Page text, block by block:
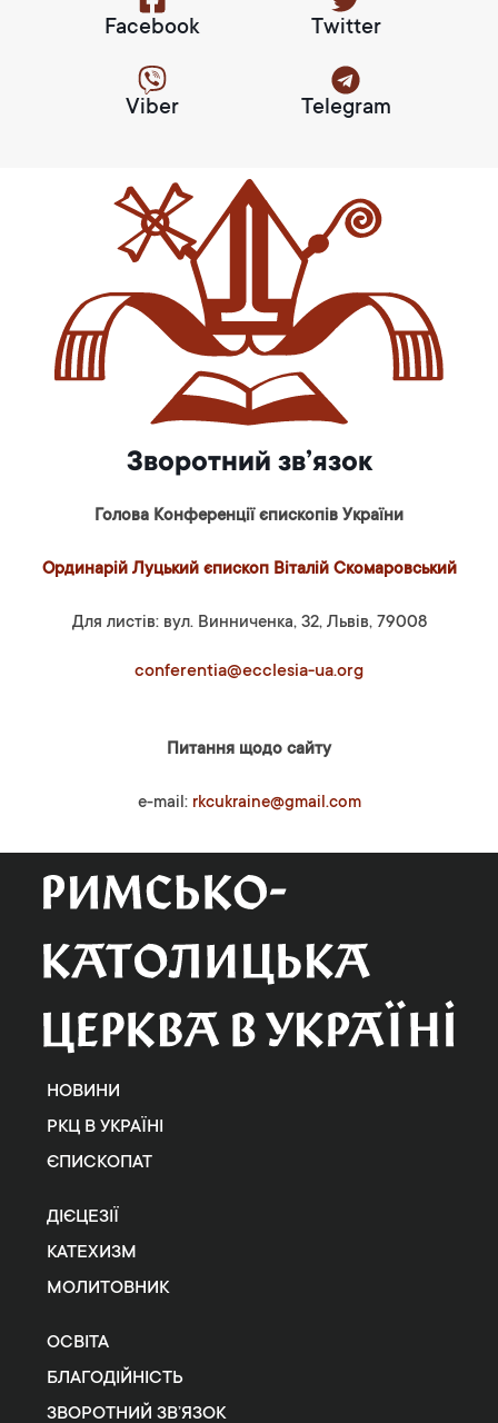
Facebook Twitter
Viber Telegram
Зворотний зв’язок
Голова Конференції єпископів України
Ординарій Луцький єпископ Віталій Скомаровський
Для листів: вул. Винниченка, 32, Львів, 79008
conferentia@ecclesia-ua.org
Питання щодо сайту
e-mail: rkcukraine@gmail.com
НОВИНИ
РКЦ В УКРАЇНІ
ЄПИСКОПАТ
ДІЄЦЕЗІЇ
КАТЕХИЗМ
МОЛИТОВНИК
ОСВІТА
БЛАГОДІЙНІСТЬ
ЗВОРОТНИЙ ЗВ’ЯЗОК